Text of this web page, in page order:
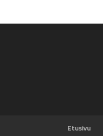
Etusivu